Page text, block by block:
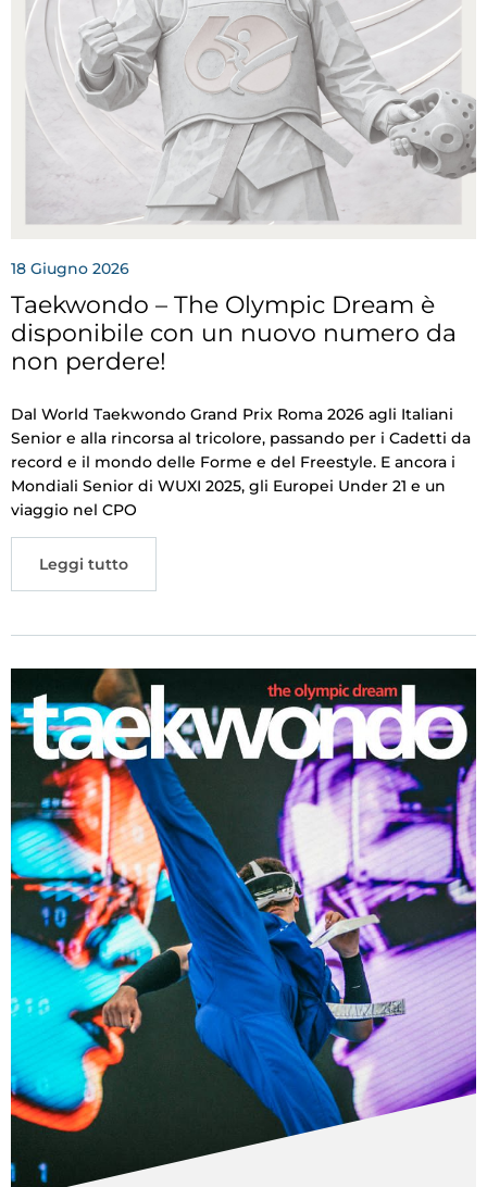
Tesseramento
Licenze WT
Formazione
Amministrazione
Links
Mappa del sito
Videogallery
Cookie policy
Cerca
Feed
Fita HUB
18 Giugno 2026
Taekwondo – The Olympic Dream è
disponibile con un nuovo numero da
non perdere!
Dal World Taekwondo Grand Prix Roma 2026 agli Italiani
Senior e alla rincorsa al tricolore, passando per i Cadetti da
record e il mondo delle Forme e del Freestyle. E ancora i
Mondiali Senior di WUXI 2025, gli Europei Under 21 e un
viaggio nel CPO
Leggi tutto